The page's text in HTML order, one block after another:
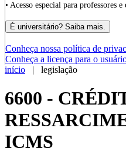
• Acesso especial para professores
Conheça nossa política de
Conheça a licença para o
início | legislação
6600 -
ICMS